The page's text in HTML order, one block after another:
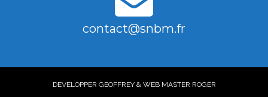
contact@snbm.fr
DEVELOPPER GEOFFREY & WEB MASTER ROGER